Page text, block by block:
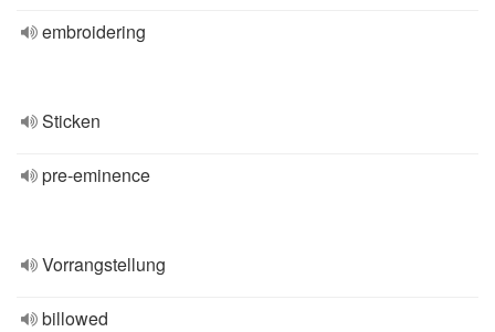
embroidering
Sticken
pre-eminence
Vorrangstellung
billowed